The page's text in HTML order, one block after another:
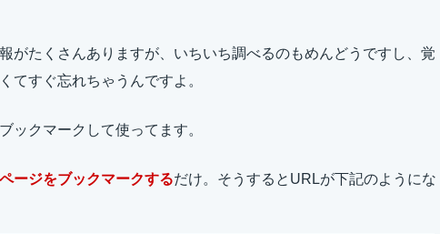
がたくさんありますが、いちいち調べるのもめんどうですし、覚
てすぐ忘れちゃうんですよ。
ックマークして使ってます。
ージをブックマークするだけ。そうするとURLが下記のようにな